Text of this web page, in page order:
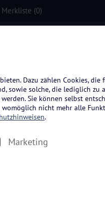
Merkliste (0)
Dazu zählen Cookies,
sowie solche, die lediglich zu
Sie können selbst
womöglich nicht mehr alle
.
Marketing